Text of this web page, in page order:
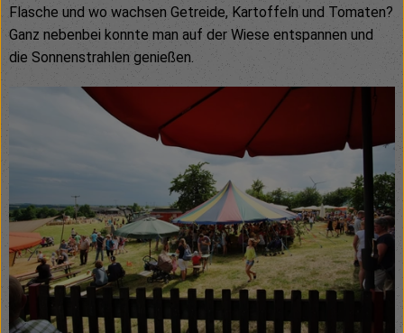
Blog
Flasche und wo wachsen Getreide, Kartoffeln und Tomaten?
Ganz nebenbei konnte man auf der Wiese entspannen und
die Sonnenstrahlen genießen.